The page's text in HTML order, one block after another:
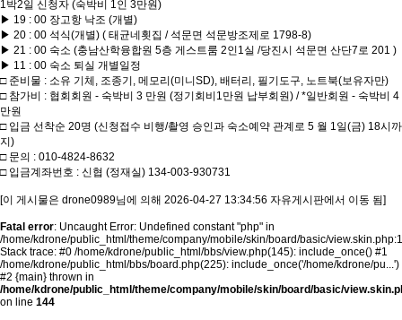
1박2일 신청자 (숙박비 1인 3만원)
▶ 19 : 00 장고항 낙조 (개별)
▶ 20 : 00 석식(개별) ( 태균네횟집 / 석문면 석문방조제로 1798-8)
▶ 21 : 00 숙소 (충남산학융합원 5층 게스트룸 2인1실 /당진시 석문면 산단7로 201 )
▶ 11 : 00 숙소 퇴실 개별일정
□ 준비물 : 소유 기체, 조종기, 메모리(미니SD), 배터리, 필기도구, 노트북(보유자만)
□ 참가비 : 협회회원 - 숙박비 3 만원 (정기회비1만원 납부회원) / *일반회원 - 숙박비 4
만원
□ 입금 선착순 20명 (신청접수 비행/촬영 승인과 숙소예약 관계로 5 월 1일(금) 18시까
지)
□ 문의 : 010-4824-8632
□ 입금계좌번호 : 신협 (정재실) 134-003-930731
[이 게시물은 drone0989님에 의해 2026-04-27 13:34:56 자유게시판에서 이동 됨]
Fatal error: Uncaught Error: Undefined constant "php" in
/home/kdrone/public_html/theme/company/mobile/skin/board/basic/
Stack trace: #0 /home/kdrone/public_html/bbs/view.php(145): include_once() #1
/home/kdrone/public_html/bbs/board.php(225): include_once('/home/kdrone/pu...')
#2 {main} thrown in
/home/kdrone/public_html/theme/company/mobile/skin/board/basic/
on line 144